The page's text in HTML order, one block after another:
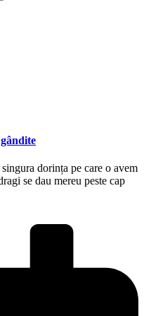
dorința pe care o avem
se dau mereu peste cap